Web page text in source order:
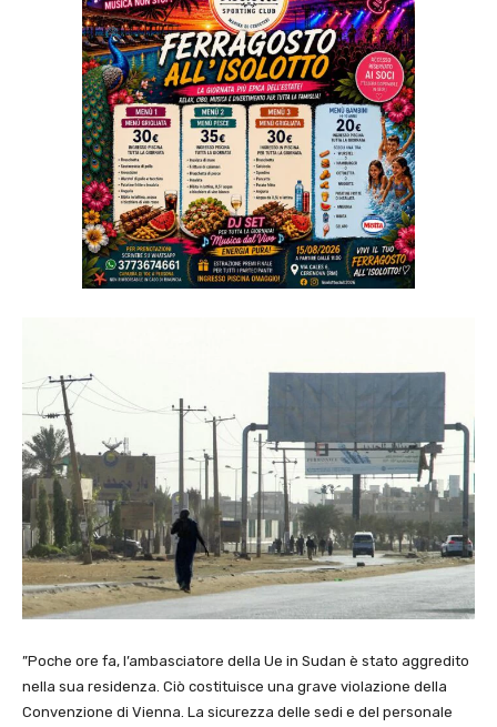
”Poche ore fa, l’ambasciatore della Ue in Sudan è stato aggredito
nella sua residenza. Ciò costituisce una grave violazione della
Convenzione di Vienna. La sicurezza delle sedi e del personale